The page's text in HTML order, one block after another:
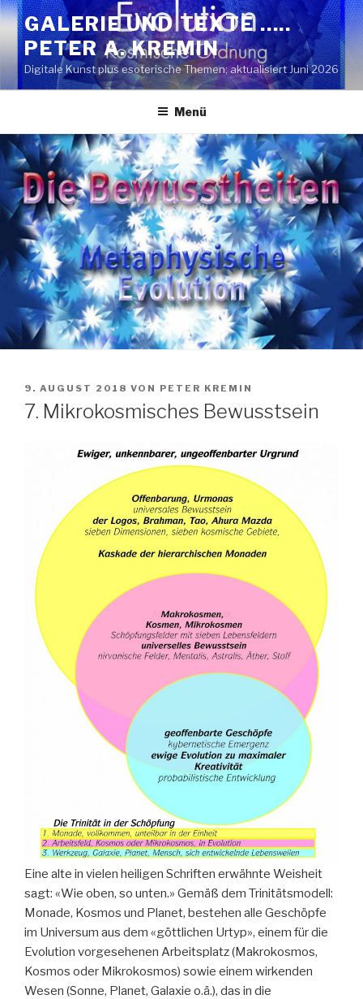
Zum
Inhalt
springen
GALERIE UND TEXTE …..
PETER A. KREMIN
Digitale Kunst plus esoterische Themen; aktualisiert Juni 2026
Menü
VERÖFFENTLICHT
AM
9. AUGUST 2018 VON PETER KREMIN
7. Mikrokosmisches Bewusstsein
Eine alte in vielen heiligen Schriften erwähnte Weisheit
sagt: «Wie oben, so unten.» Gemäß dem Trinitätsmodell:
Monade, Kosmos und Planet, bestehen alle Geschöpfe
im Universum aus dem «göttlichen Urtyp», einem für die
Evolution vorgesehenen Arbeitsplatz (Makrokosmos,
Kosmos oder Mikrokosmos) sowie einem wirkenden
Wesen (Sonne, Planet, Galaxie o.ä.), das in die